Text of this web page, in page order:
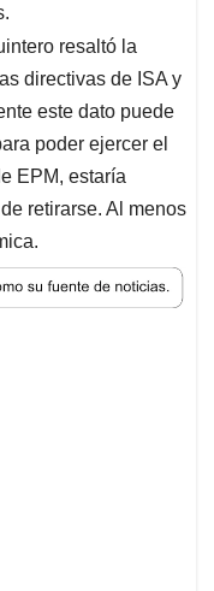
resaltó la
directivas de ISA y
este dato puede
poder ejercer el
EPM, estaría
retirarse. Al menos